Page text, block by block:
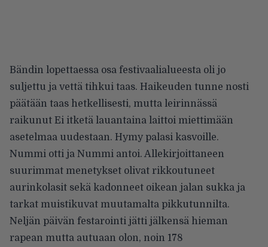
Bändin lopettaessa osa festivaalialueesta oli jo
suljettu ja vettä tihkui taas. Haikeuden tunne nosti
päätään taas hetkellisesti, mutta leirinnässä
raikunut Ei itketä lauantaina laittoi miettimään
asetelmaa uudestaan. Hymy palasi kasvoille.
Nummi otti ja Nummi antoi. Allekirjoittaneen
suurimmat menetykset olivat rikkoutuneet
aurinkolasit sekä kadonneet oikean jalan sukka ja
tarkat muistikuvat muutamalta pikkutunnilta.
Neljän päivän festarointi jätti jälkensä hieman
rapean mutta autuaan olon, noin 178